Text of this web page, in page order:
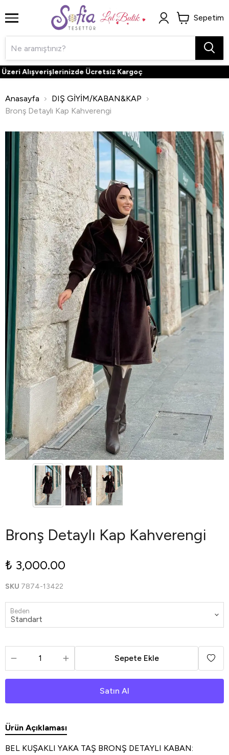
Sepetim
Alışverişlerinizde Ücretsiz Kargoç
Anasayfa
DIŞ GİYİM/KABAN&KAP
Bronş Detaylı Kap Kahverengi
Bronş Detaylı Kap Kahverengi
₺ 3,000.00
SKU 7874-13422
Beden
Sepete Ekle
Satın Al
Ürün Açıklaması
BEL KUŞAKLI YAKA TAŞ BRONŞ DETAYLI KABAN: